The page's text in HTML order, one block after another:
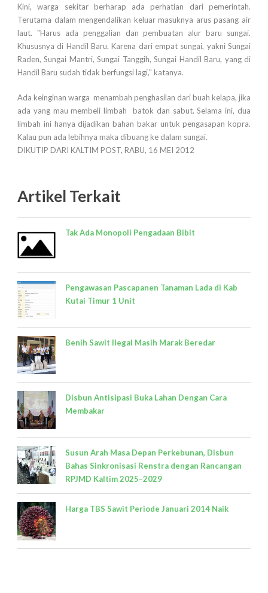
Kini, warga sekitar berharap ada perhatian dari pemerintah.
Terutama dalam mengendalikan keluar masuknya arus pasang air
laut. "Harus ada penggalian dan pembuatan alur baru sungai.
Khususnya di Handil Baru. Karena dari empat sungai, yakni Sungai
Raden, Sungai Mantri, Sungai Tanggih, Sungai Handil Baru, yang di
Handil Baru sudah tidak berfungsi lagi," katanya.
Ada keinginan warga menambah penghasilan dari buah kelapa, jika
ada yang mau membeli limbah batok dan sabut. Selama ini, dua
limbah ini hanya dijadikan bahan bakar untuk pengasapan kopra.
Kalau pun ada lebihnya maka dibuang ke dalam sungai.
DIKUTIP DARI KALTIM POST, RABU, 16 MEI 2012
Artikel Terkait
Tak Ada Monopoli Pengadaan Bibit
Pengawasan Pascapanen Tanaman Lada di Kab
Kutai Timur 1 Unit
Benih Sawit Ilegal Masih Marak Beredar
Disbun Antisipasi Buka Lahan Dengan Cara
Membakar
Susun Arah Masa Depan Perkebunan, Disbun
Bahas Sinkronisasi Renstra dengan Rancangan
RPJMD Kaltim 2025–2029
Harga TBS Sawit Periode Januari 2014 Naik